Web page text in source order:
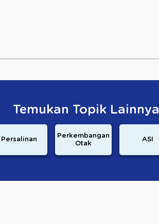
Temukan Topik Lainnya
Persalinan
Perkembangan
Otak
ASI